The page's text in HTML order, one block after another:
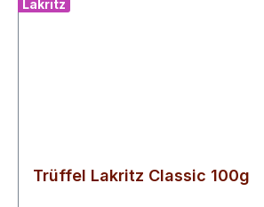
Lakritz
Trüffel Lakritz Classic 100g